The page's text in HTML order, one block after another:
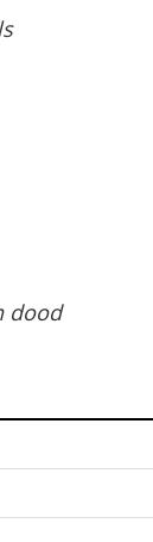
dood